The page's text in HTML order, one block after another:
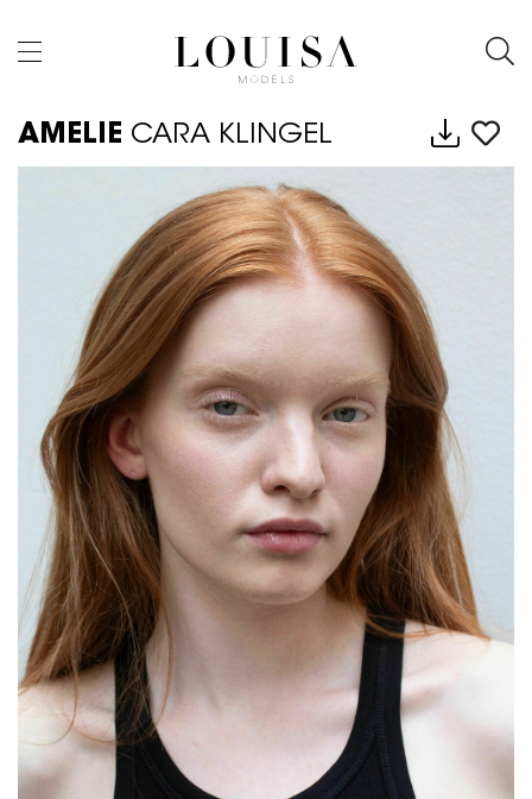
AMELIE CARA KLINGEL